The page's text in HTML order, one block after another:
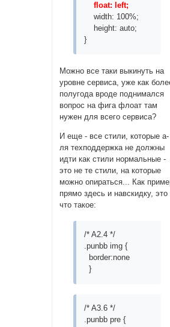
float: left;
width: 100%;
height: auto;
}
Можно все таки выкинуть на
уровне сервиса, уже как
полугода вроде поднимался
вопрос на фига флоат там
нужен для всего сервиса?
И еще - все стили, которые а-
ля техподдержка не должны
идти как стили нормальные -
это не те стили, на которые
можно опираться... Как
прямо здесь и навскидку, это
что такое:
/* A2.4 */
.punbb img {
border:none
}
/* A3.6 */
.punbb pre {